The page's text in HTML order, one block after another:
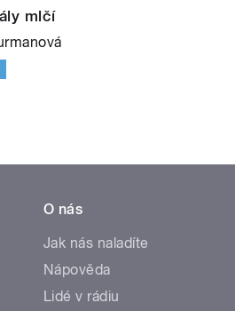
mlčí
O nás
Jak nás naladíte
Nápověda
Lidé v rádiu